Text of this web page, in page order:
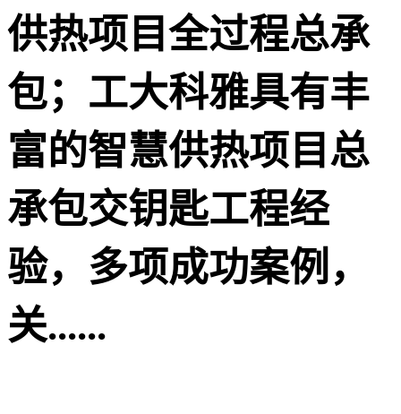
供热项目全过程总承
包；工大科雅具有丰
富的智慧供热项目总
承包交钥匙工程经
验，多项成功案例，
关......